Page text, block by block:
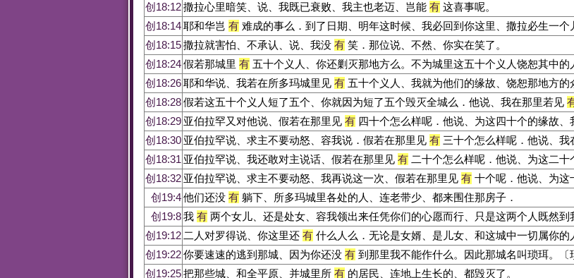
创18:12撒拉心里暗笑、说、我既已衰败、我主也老迈、岂能 有 这喜事呢。
创18:14耶和华岂 有 难成的事么．到了日期、明年这时候、我必回到你这里、撒拉必生一个
创18:15撒拉就害怕、不承认、说、我没 有 笑．那位说、不然、你实在笑了。
创18:24假若那城里 有 五十个义人、你还剿灭那地方么。不为城里这五十个义人饶恕其中的
创18:26耶和华说、我若在所多玛城里见 有 五十个义人、我就为他们的缘故、饶恕那地方的
创18:28假若这五十个义人短了五个、你就因为短了五个毁灭全城么．他说、我在那里若见
创18:29 亚伯拉罕又对他说、假若在那里见 有 四十个怎么样呢．他说、为这四十个的缘故、
创18:30 亚伯拉罕说、求主不要动怒、容我说．假若在那里见 有 三十个怎么样呢．他说、我
创18:31 亚伯拉罕说、我还敢对主说话、假若在那里见 有 二十个怎么样呢．他说、为这二十
创18:32 亚伯拉罕说、求主不要动怒、我再说这一次、假若在那里见 有 十个呢．他说、为这
创19:4他们还没 有 躺下、所多玛城里各处的人、连老带少、都来围住那房子．
创19:8我 有 两个女儿、还是处女、容我领出来任凭你们的心愿而行、只是这两个人既然到
创19:12 二人对罗得说、你这里还 有 什么人么．无论是女婿、是儿女、和这城中一切属你的
创19:22你要速速的逃到那城、因为你还没 有 到那里我不能作什么。因此那城名叫琐珥。〔
创19:25把那些城、和全平原、并城里所 有 的居民、连地上生长的、都毁灭了。